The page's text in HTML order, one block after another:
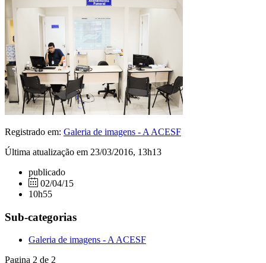
Registrado em: Galeria de imagens - A ACESF
Última atualização em 23/03/2016, 13h13
publicado
02/04/15
10h55
Sub-categorias
Galeria de imagens - A ACESF
Pagina 2 de 2